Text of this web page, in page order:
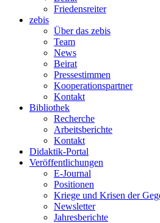
Friedensreiter
zebis
Über das zebis
Team
News
Beirat
Pressestimmen
Kooperationspartner
Kontakt
Bibliothek
Recherche
Arbeitsberichte
Kontakt
Didaktik-Portal
Veröffentlichungen
E­-Journal
Positionen
Kriege und Krisen der
Newsletter
Jahresberichte